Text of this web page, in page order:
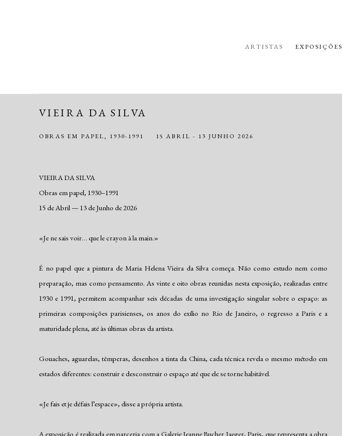
ARTISTAS EXPOSIÇÕES
VIEIRA DA SILVA
OBRAS EM PAPEL, 1930-1991 15 ABRIL - 13 JUNHO 2026
VIEIRA DA SILVA
Obras em papel, 1930–1991
15 de Abril — 13 de Junho de 2026
«Je ne sais voir… que le crayon à la main.»
É no papel que a pintura de Maria Helena Vieira da Silva começa. Não como estudo nem como
preparação, mas como pensamento. As vinte e oito obras reunidas nesta exposição, realizadas entre
1930 e 1991, permitem acompanhar seis décadas de uma investigação singular sobre o espaço: as
primeiras composições parisienses, os anos do exílio no Rio de Janeiro, o regresso a Paris e a
maturidade plena, até às últimas obras da artista.
Gouaches, aguarelas, têmperas, desenhos a tinta da China, cada técnica revela o mesmo método em
estados diferentes: construir e desconstruir o espaço até que ele se torne habitável.
«Je fais et je défais l’espace», disse a própria artista.
A exposição é realizada em parceria com a Galerie Jeanne Bucher Jaeger, Paris, que representa a obra